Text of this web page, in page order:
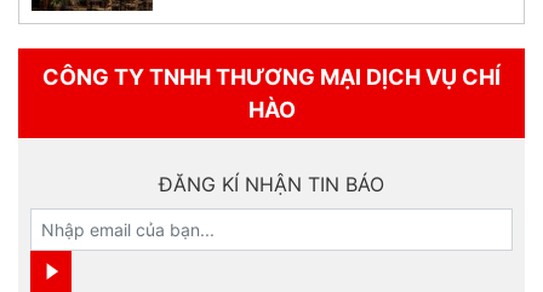
CÔNG TY TNHH THƯƠNG MẠI DỊCH VỤ CHÍ
HÀO
ĐĂNG KÍ NHẬN TIN BÁO